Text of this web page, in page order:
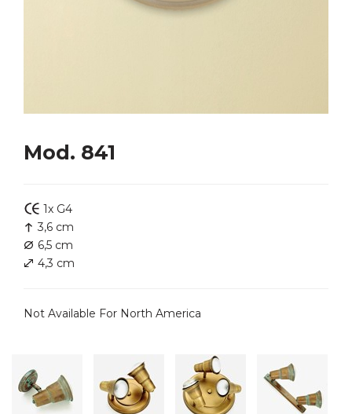
Mod. 841
1x G4
3,6 cm
6,5 cm
4,3 cm
Not Available For North America